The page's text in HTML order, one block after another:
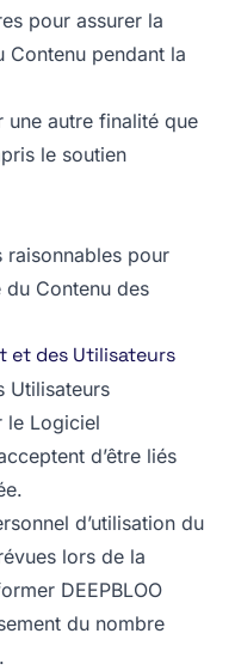
pour assurer la
Contenu pendant la
une autre finalité que
le soutien
raisonnables pour
Contenu des
et des Utilisateurs
Utilisateurs
le Logiciel
d’être liés
d’utilisation du
lors de la
DEEPBLOO
du nombre